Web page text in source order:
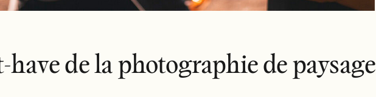
de la photographie de paysage